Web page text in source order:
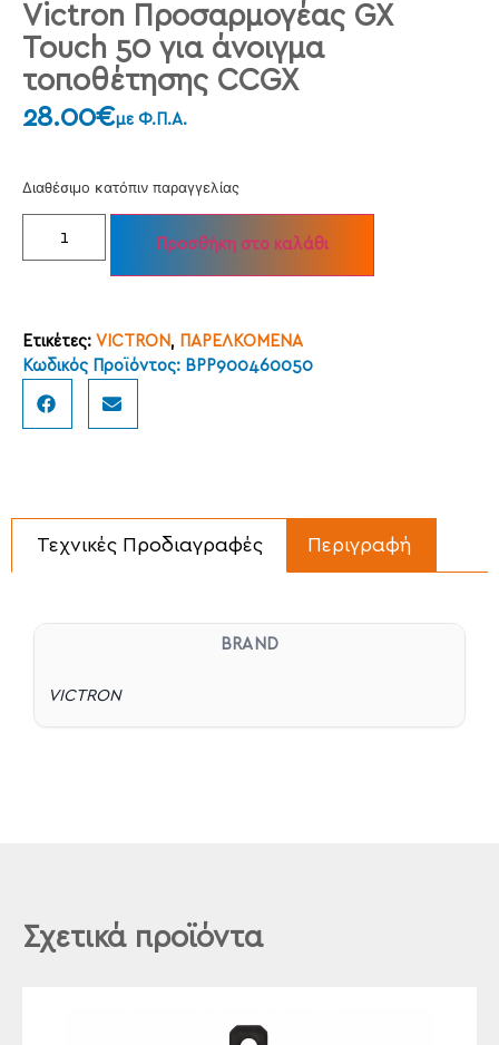
Victron Προσαρμογέας GX
Touch 50 για άνοιγμα
τοποθέτησης CCGX
28.00€με Φ.Π.Α.
Διαθέσιμο κατόπιν παραγγελίας
Προσθήκη στο καλάθι
Ετικέτες: VICTRON, ΠΑΡΕΛΚΟΜΕΝΑ
Κωδικός Προϊόντος: BPP900460050
Περιγραφή
Τεχνικές Προδιαγραφές
BRAND
VICTRON
Σχετικά προϊόντα